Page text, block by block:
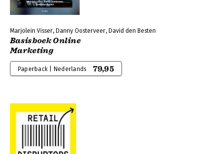
Marjolein Visser, Danny Oosterveer, David den Besten
Basisboek Online
Marketing
Paperback | Nederlands 79,95